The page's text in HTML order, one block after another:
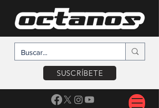
SUSCRÍBETE